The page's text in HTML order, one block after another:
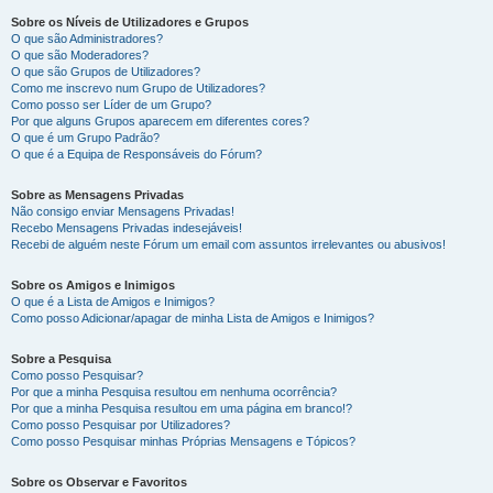
Sobre os Níveis de Utilizadores e Grupos
O que são Administradores?
O que são Moderadores?
O que são Grupos de Utilizadores?
Como me inscrevo num Grupo de Utilizadores?
Como posso ser Líder de um Grupo?
Por que alguns Grupos aparecem em diferentes cores?
O que é um Grupo Padrão?
O que é a Equipa de Responsáveis do Fórum?
Sobre as Mensagens Privadas
Não consigo enviar Mensagens Privadas!
Recebo Mensagens Privadas indesejáveis!
Recebi de alguém neste Fórum um email com assuntos irrelevantes ou abusivos!
Sobre os Amigos e Inimigos
O que é a Lista de Amigos e Inimigos?
Como posso Adicionar/apagar de minha Lista de Amigos e Inimigos?
Sobre a Pesquisa
Como posso Pesquisar?
Por que a minha Pesquisa resultou em nenhuma ocorrência?
Por que a minha Pesquisa resultou em uma página em branco!?
Como posso Pesquisar por Utilizadores?
Como posso Pesquisar minhas Próprias Mensagens e Tópicos?
Sobre os Observar e Favoritos